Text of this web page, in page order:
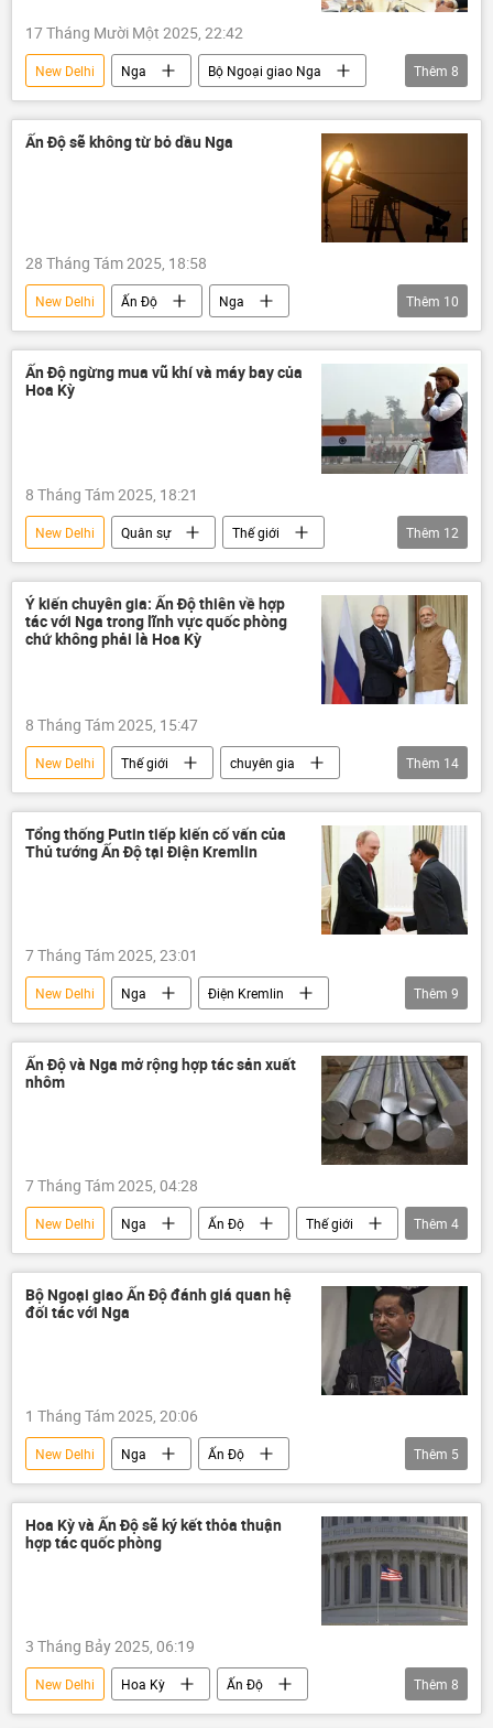
17 Tháng Mười Một 2025, 22:42
New Delhi Nga
Bộ Ngoại giao Nga
Sergey Lavrov
Vladimir Putin
thông tin
Thế giới
Thêm 8
Ấn Độ sẽ không từ bỏ dầu Nga
28 Tháng Tám 2025, 18:58
New Delhi Ấn Độ
Nga
Quan điểm-Ý kiến
chuyên gia
dầu mỏ
dầu khí
thuế
trừng phạt
Thêm 10
Ấn Độ ngừng mua vũ khí và máy bay của
Hoa Kỳ
8 Tháng Tám 2025, 18:21
New Delhi Quân sự
Thế giới
Chính trị
Hoa Kỳ
Kinh tế
Washington
Nga
quan hệ
Báo chí thế giới
Ấn Độ
hợp tác
Thêm 12
Ý kiến chuyên gia: Ấn Độ thiên về hợp
tác với Nga trong lĩnh vực quốc phòng
chứ không phải là Hoa Kỳ
8 Tháng Tám 2025, 15:47
New Delhi Thế giới
chuyên gia
quan hệ
Ấn Độ
Donald Trump
Hoa Kỳ
Nga
mua bán vũ khí
máy bay
F-35
thiết bị
Thêm 14
Tổng thống Putin tiếp kiến cố vấn của
Thủ tướng Ấn Độ tại Điện Kremlin
7 Tháng Tám 2025, 23:01
New Delhi Nga
Điện Kremlin
Vladimir Putin
Ấn Độ
quan hệ
thông tin
Thế giới
Chính trị
Donald Trump
Thêm 9
Ấn Độ và Nga mở rộng hợp tác sản xuất
nhôm
7 Tháng Tám 2025, 04:28
New Delhi Nga Ấn Độ
Thế giới
nhôm
hợp tác
sản xuất
Kinh tế
Thêm 4
Bộ Ngoại giao Ấn Độ đánh giá quan hệ
đối tác với Nga
1 Tháng Tám 2025, 20:06
New Delhi Nga
Ấn Độ
Donald Trump
quan hệ
thông tin
Thế giới
Chính trị
Thêm 5
Hoa Kỳ và Ấn Độ sẽ ký kết thỏa thuận
hợp tác quốc phòng
3 Tháng Bảy 2025, 06:19
New Delhi Hoa Kỳ
Ấn Độ
hợp tác
quốc phòng
Thêm 8